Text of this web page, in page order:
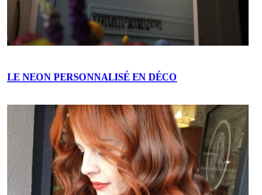
LE NEON PERSONNALISÉ EN DÉCO